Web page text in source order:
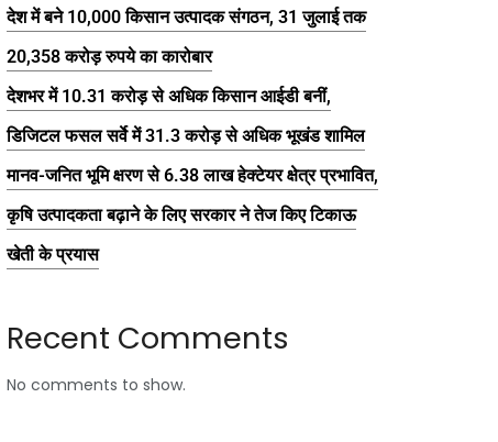
देश में बने 10,000 किसान उत्पादक संगठन, 31 जुलाई तक
20,358 करोड़ रुपये का कारोबार
देशभर में 10.31 करोड़ से अधिक किसान आईडी बनीं,
डिजिटल फसल सर्वे में 31.3 करोड़ से अधिक भूखंड शामिल
मानव-जनित भूमि क्षरण से 6.38 लाख हेक्टेयर क्षेत्र प्रभावित,
कृषि उत्पादकता बढ़ाने के लिए सरकार ने तेज किए टिकाऊ
खेती के प्रयास
Recent Comments
No comments to show.